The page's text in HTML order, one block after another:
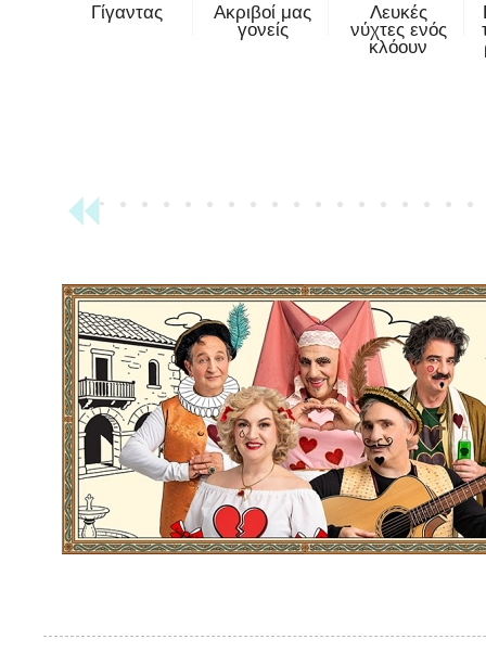
Γίγαντας
Ακριβοί μας
γονείς
Λευκές
νύχτες ενός
κλόουν